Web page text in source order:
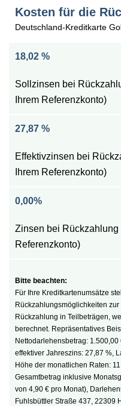
Kosten für die
Deutschland-Kreditkarte
18,02 %
Sollzinsen bei
Ihrem Referenzkonto)
27,87 %
Effektivzinsen bei
Ihrem Referenzkonto)
0,00%
Zinsen bei Rückzahlung
Referenzkonto)
Für Ihre Kreditkartenumsätze
Rückzahlungsmöglichkeiten
Rückzahlung in Teilbeträgen,
berechnet. Repräsentatives
Nettodarlehensbetrag:
effektiver Jahreszins: 27,87 %,
Höhe der monatlichen Raten:
Gesamtbetrag inklusive
von 4,90 € pro Monat),
Fuhlsbüttler Straße 437, 22309